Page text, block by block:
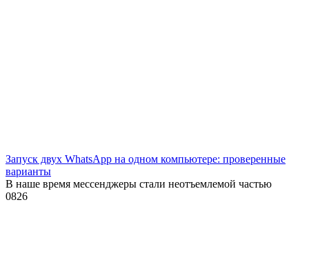
Запуск двух WhatsApp на одном компьютере: проверенные
варианты
В наше время мессенджеры стали неотъемлемой частью
0826